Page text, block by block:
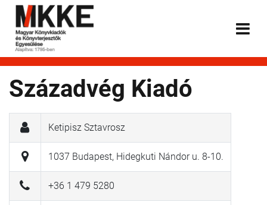
Századvég Kiadó
Ketipisz Sztavrosz
1037 Budapest, Hidegkuti Nándor u. 8-10.
+36 1 479 5280